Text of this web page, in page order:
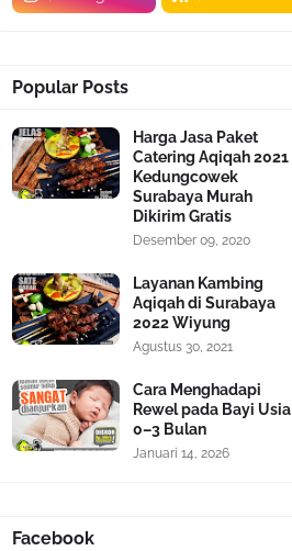
Popular Posts
Harga Jasa Paket
Catering Aqiqah 2021
Kedungcowek
Surabaya Murah
Dikirim Gratis
Desember 09, 2020
Layanan Kambing
Aqiqah di Surabaya
2022 Wiyung
Agustus 30, 2021
Cara Menghadapi
Rewel pada Bayi Usia
0–3 Bulan
Januari 14, 2026
Facebook